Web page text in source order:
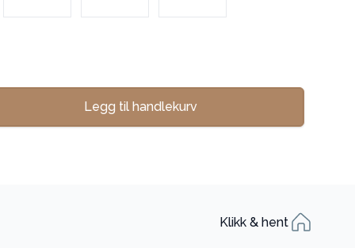
Legg til handlekurv
Klikk & hent